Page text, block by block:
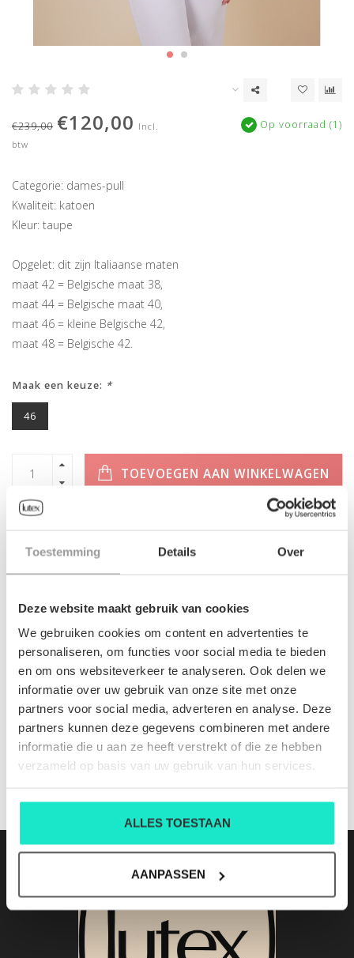
Toestemming Details Over
Deze website maakt gebruik van cookies
We gebruiken cookies om content en advertenties te
personaliseren, om functies voor social media te bieden
en om ons websiteverkeer te analyseren. Ook delen we
informatie over uw gebruik van onze site met onze
partners voor social media, adverteren en analyse. Deze
partners kunnen deze gegevens combineren met andere
informatie die u aan ze heeft verstrekt of die ze hebben
verzameld op basis van uw gebruik van hun services.
ALLES TOESTAAN
AANPASSEN
€239,00 €120,00 Incl.
btw
Op voorraad (1)
Categorie: dames-pull
Kwaliteit: katoen
Kleur: taupe
Opgelet: dit zijn Italiaanse maten
maat 42 = Belgische maat 38,
maat 44 = Belgische maat 40,
maat 46 = kleine Belgische 42,
maat 48 = Belgische 42.
Maak een keuze: *
46
TOEVOEGEN AAN WINKELWAGEN
INFORMATIE
Geen informatie gevonden
D1616 1612 cl 275
Nog niet gewaardeerd
0 sterren op basis van 0 beoordelingen